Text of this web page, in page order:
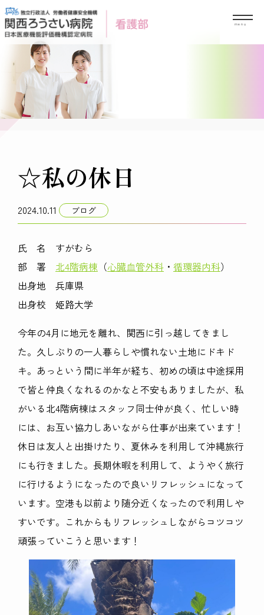
Skip
to
content
☆私の休日
2024.10.11 ブログ
氏 名 すがむら
部 署 北4階病棟 （心臓血管外科 ・ 循環器内科）
出身地 兵庫県
出身校 姫路大学
今年の4月に地元を離れ、関西に引っ越してきまし
た。久しぶりの一人暮らしや慣れない土地にドキド
キ。あっという間に半年が経ち、初めの頃は中途採用
で皆と仲良くなれるのかなと不安もありましたが、私
がいる北4階病棟はスタッフ同士仲が良く、忙しい時
には、お互い協力しあいながら仕事が出来ています！
休日は友人と出掛けたり、夏休みを利用して沖縄旅行
にも行きました。長期休暇を利用して、ようやく旅行
に行けるようになったので良いリフレッシュになって
います。空港も以前より随分近くなったので利用しや
すいです。これからもリフレッシュしながらコツコツ
頑張っていこうと思います！